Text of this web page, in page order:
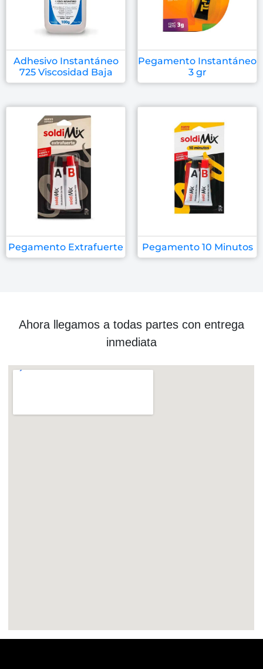
Adhesivo Instantáneo
725 Viscosidad Baja
Pegamento Instantáneo
3 gr
Pegamento Extrafuerte Pegamento 10 Minutos
Ahora llegamos a todas partes con entrega
inmediata